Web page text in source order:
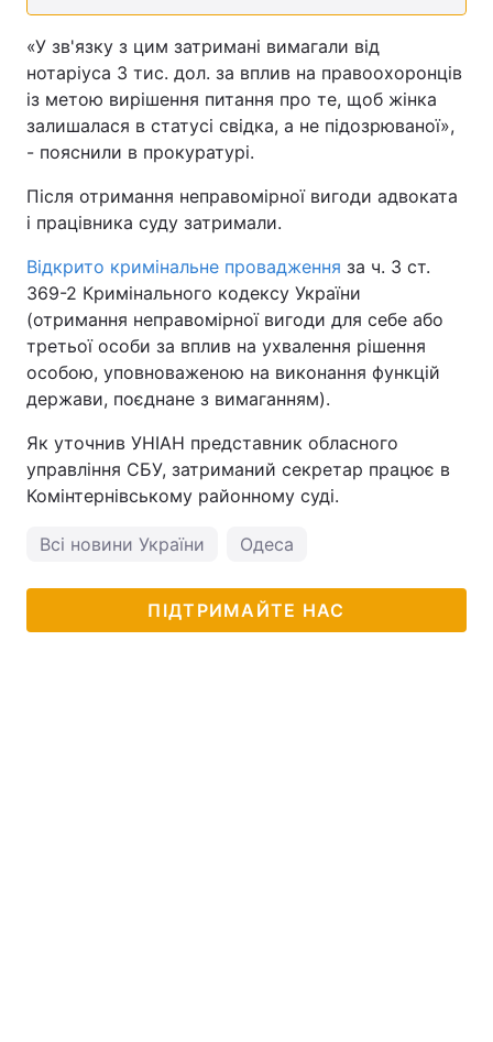
«У зв'язку з цим затримані вимагали від
нотаріуса 3 тис. дол. за вплив на правоохоронців
із метою вирішення питання про те, щоб жінка
залишалася в статусі свідка, а не підозрюваної»,
- пояснили в прокуратурі.
Після отримання неправомірної вигоди адвоката
і працівника суду затримали.
Відкрито кримінальне провадження за ч. 3 ст.
369-2 Кримінального кодексу України
(отримання неправомірної вигоди для себе або
третьої особи за вплив на ухвалення рішення
особою, уповноваженою на виконання функцій
держави, поєднане з вимаганням).
Як уточнив УНІАН представник обласного
управління СБУ, затриманий секретар працює в
Комінтернівському районному суді.
Всі новини України Одеса
ПІДТРИМАЙТЕ НАС